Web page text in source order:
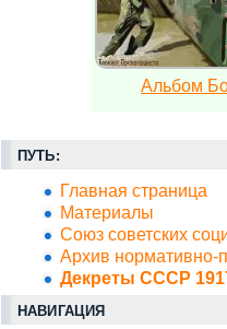
Альбом
ПУТЬ:
Главная страница
Материалы
Союз советских
Архив нормативно-
Декреты СССР
НАВИГАЦИЯ